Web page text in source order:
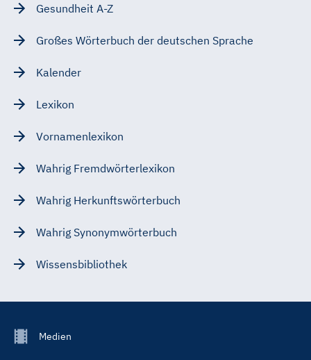
Gesundheit A-Z
Großes Wörterbuch der deutschen Sprache
Kalender
Lexikon
Vornamenlexikon
Wahrig Fremdwörterlexikon
Wahrig Herkunftswörterbuch
Wahrig Synonymwörterbuch
Wissensbibliothek
FooterMedien